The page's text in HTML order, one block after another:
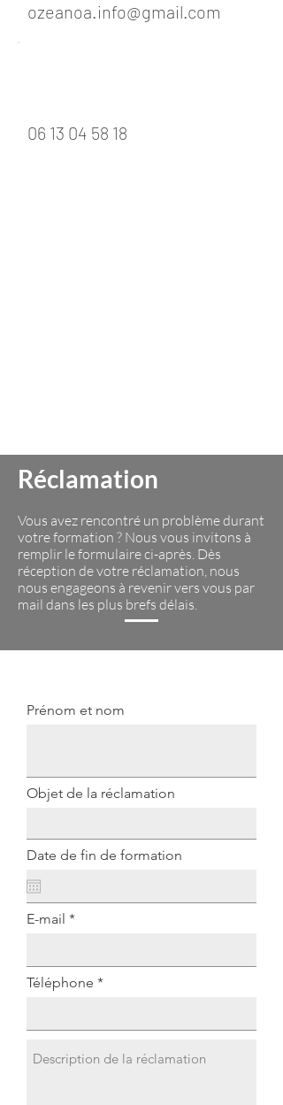
ozeanoa.info@gmail.com
06 13 04 58 18
Réclamation
Vous avez rencontré un problème durant
votre formation ? Nous vous invitons à
remplir le formulaire ci-après. Dès
réception de votre réclamation, nous
nous engageons à revenir vers vous par
mail dans les plus brefs délais.
Prénom et nom
Objet de la réclamation
Date de fin de formation
E-mail
Téléphone